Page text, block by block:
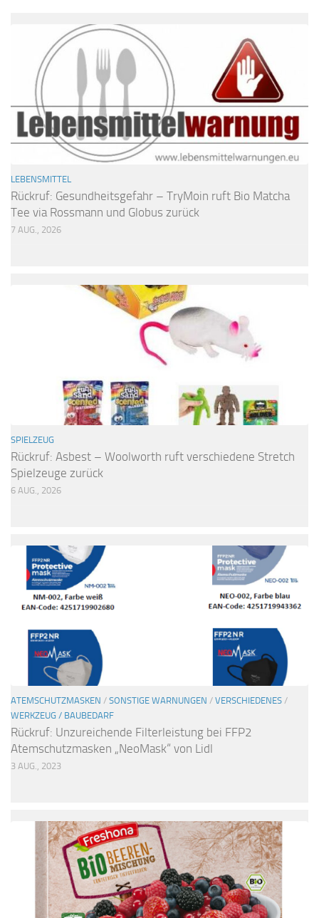
LEBENSMITTEL
Rückruf: Gesundheitsgefahr – TryMoin ruft Bio Matcha
Tee via Rossmann und Globus zurück
7 AUG., 2026
SPIELZEUG
Rückruf: Asbest – Woolworth ruft verschiedene Stretch
Spielzeuge zurück
6 AUG., 2026
ATEMSCHUTZMASKEN / SONSTIGE WARNUNGEN / VERSCHIEDENES /
WERKZEUG / BAUBEDARF
Rückruf: Unzureichende Filterleistung bei FFP2
Atemschutzmasken „NeoMask“ von Lidl
3 AUG., 2023